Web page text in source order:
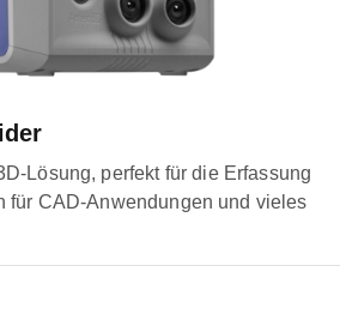
Lösung, perfekt für die Erfassung
für CAD-Anwendungen und vieles